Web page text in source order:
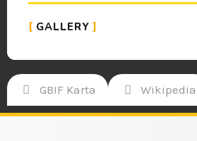
GALLERY
GBIF Karta Wikipedia